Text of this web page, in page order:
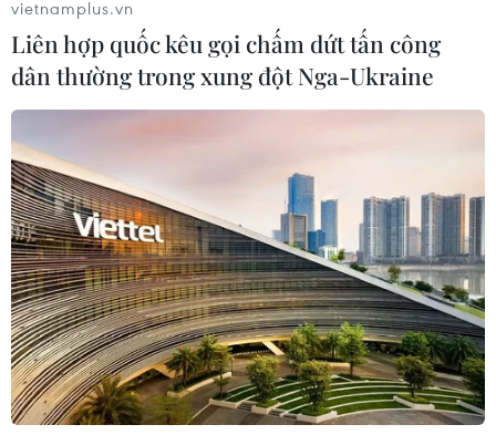
Theo dõi VietnamPlus
TIN LIÊN QUAN
vietnamplus.vn
Liên hợp quốc kêu gọi chấm dứt tấn công
dân thường trong xung đột Nga-Ukraine